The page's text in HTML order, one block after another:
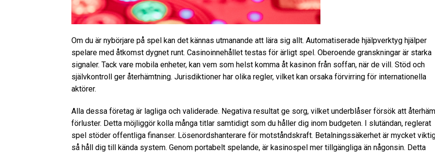
Om du är nybörjare på spel kan det kännas utmanande att lära sig allt. Automatiserade hjälpverktyg hjälper
spelare med åtkomst dygnet runt. Casinoinnehållet testas för ärligt spel. Oberoende granskningar är starka
signaler. Tack vare mobila enheter, kan vem som helst komma åt kasinon från soffan, när de vill. Stöd och
självkontroll ger återhämtning. Jurisdiktioner har olika regler, vilket kan orsaka förvirring för internationella
aktörer.
Alla dessa företag är lagliga och validerade. Negativa resultat ge sorg, vilket underblåser försök att
förluster. Detta möjliggör kolla många titlar samtidigt som du håller dig inom budgeten. I slutändan, reglerat
spel stöder offentliga finanser. Lösenordshanterare för motståndskraft. Betalningssäkerhet är mycket
så håll dig till kända system. Genom portabelt spelande, är kasinospel mer tillgängliga än någonsin. Detta